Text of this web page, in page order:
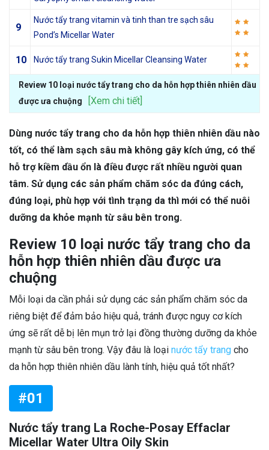
9
Nước tẩy trang vitamin và tinh than tre sạch sâu
Pond’s Micellar Water
10 Nước tẩy trang Sukin Micellar Cleansing Water
Review 10 loại nước tẩy trang cho da hỗn hợp thiên nhiên dầu
được ưa chuộng
[Xem chi tiết]
Dùng nước tẩy trang cho da hỗn hợp thiên nhiên dầu nào
tốt, có thể làm sạch sâu mà không gây kích ứng, có thể
hỗ trợ kiềm dầu ổn là điều được rất nhiều người quan
tâm. Sử dụng các sản phẩm chăm sóc da đúng cách,
đúng loại, phù hợp với tình trạng da thì mới có thể nuôi
dưỡng da khỏe mạnh từ sâu bên trong.
Review 10 loại nước tẩy trang cho da
hỗn hợp thiên nhiên dầu được ưa
chuộng
Mỗi loại da cần phải sử dụng các sản phẩm chăm sóc da
riêng biệt để đảm bảo hiệu quả, tránh được nguy cơ kích
ứng sẽ rất dễ bị lên mụn trở lại đồng thường dưỡng da khỏe
mạnh từ sâu bên trong. Vậy đâu là loại nước tẩy trang cho
da hỗn hợp thiên nhiên dầu lành tính, hiệu quả tốt nhất?
#01
Nước tẩy trang La Roche-Posay Effaclar
Micellar Water Ultra Oily Skin